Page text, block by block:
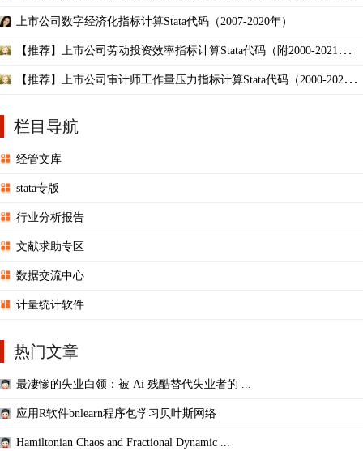
上市公司数字经济化指标计算Stata代码（2007-2020年）
【推荐】上市公司劳动投资效率指标计算Stata代码（附2000-2021年数
【推荐】上市公司审计师工作量压力指标计算Stata代码（2000-2021年
栏目导航
经管文库
stata专版
行业分析报告
文献求助专区
数据交流中心
计量统计软件
热门文章
最凄惨的失业白领：被 Ai 残酷替代失业者的 ...
应用R软件bnlearn程序包学习贝叶斯网络
Hamiltonian Chaos and Fractional Dynamic ...